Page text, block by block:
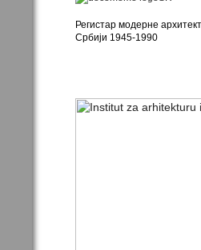
Регистар модерне
Србији 1945-1990